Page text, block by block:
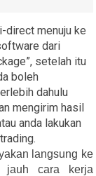
direct menuju ke
dari
setelah itu
boleh
dahulu
mengirim hasil
anda lakukan
langsung ke
jauh cara kerja